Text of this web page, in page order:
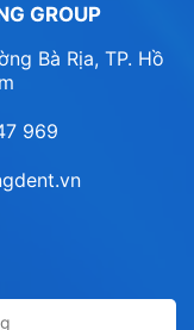
GROUP
Bà Rịa, TP. Hồ
969